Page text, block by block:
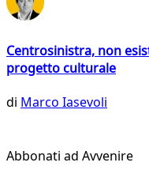
Centrosinistra, non
progetto culturale
di Marco Iasevoli
Abbonati ad Avvenire